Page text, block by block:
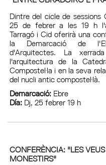
Dintre del cicle de sessions
25 de febrer a les 19 h
Tarragó i Cid oferirà una
la Demarcació de
d'Arquitectes. La
l'arquitectura de la
Compostel·la i en la seva
del nucli antic compostel·là.
Demarcació: Ebre
Día: Dj, 25 febrer 19 h
CONFERÈNCIA: "LES
MONESTIRS"